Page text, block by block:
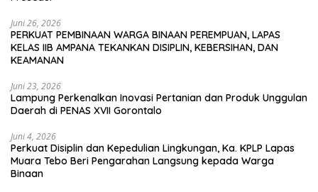
Juni 26, 2026
PERKUAT PEMBINAAN WARGA BINAAN PEREMPUAN, LAPAS
KELAS IIB AMPANA TEKANKAN DISIPLIN, KEBERSIHAN, DAN
KEAMANAN
Juni 23, 2026
Lampung Perkenalkan Inovasi Pertanian dan Produk Unggulan
Daerah di PENAS XVII Gorontalo
Juni 4, 2026
Perkuat Disiplin dan Kepedulian Lingkungan, Ka. KPLP Lapas
Muara Tebo Beri Pengarahan Langsung kepada Warga
Binaan